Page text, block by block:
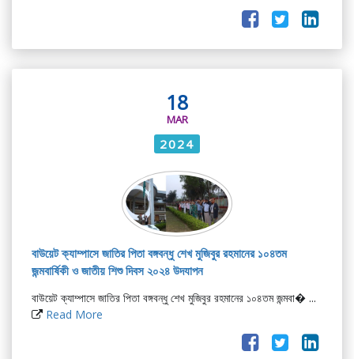
18
MAR
2024
বাউয়েট ক্যাম্পাসে জাতির পিতা বঙ্গবন্ধু শেখ মুজিবুর রহমানের ১০৪তম
জন্মবার্ষিকী ও জাতীয় শিশু দিবস ২০২৪ উদযাপন
বাউয়েট ক্যাম্পাসে জাতির পিতা বঙ্গবন্ধু শেখ মুজিবুর রহমানের ১০৪তম জন্মবা� ...
Read More